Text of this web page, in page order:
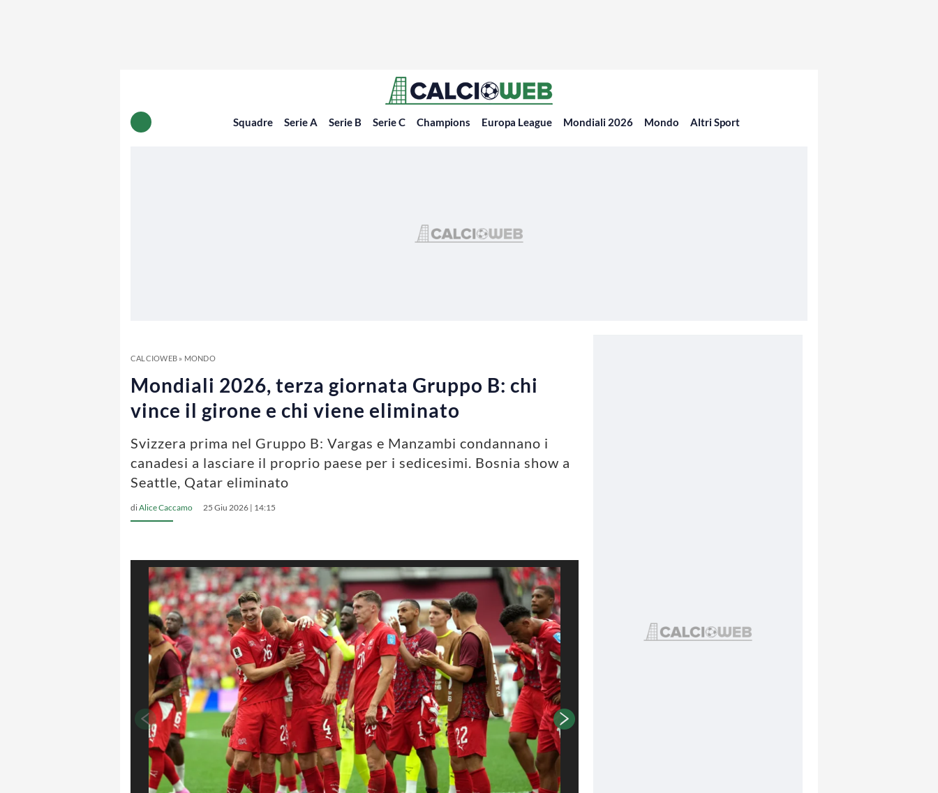
Squadre Serie A Serie B Serie C Champions Europa League Mondiali 2026 Mondo Altri Sport
CALCIOWEB» MONDO
Mondiali 2026, terza giornata Gruppo B: chi
vince il girone e chi viene eliminato
Svizzera prima nel Gruppo B: Vargas e Manzambi condannano i
canadesi a lasciare il proprio paese per i sedicesimi. Bosnia show a
Seattle, Qatar eliminato
diAlice Caccamo 25 Giu 2026 | 14:15